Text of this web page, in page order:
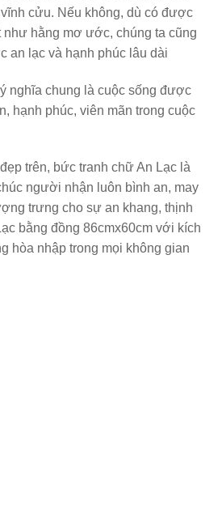
cửu. Nếu không, dù có được
như hằng mơ ước, chúng ta cũng
an lạc và hạnh phúc lâu dài
nghĩa chung là cuộc sống được
hạnh phúc, viên mãn trong cuộc
trên, bức tranh chữ An Lạc là
người nhận luôn bình an, may
trưng cho sự an khang, thịnh
bằng đồng 86cmx60cm với kích
hòa nhập trong mọi không gian